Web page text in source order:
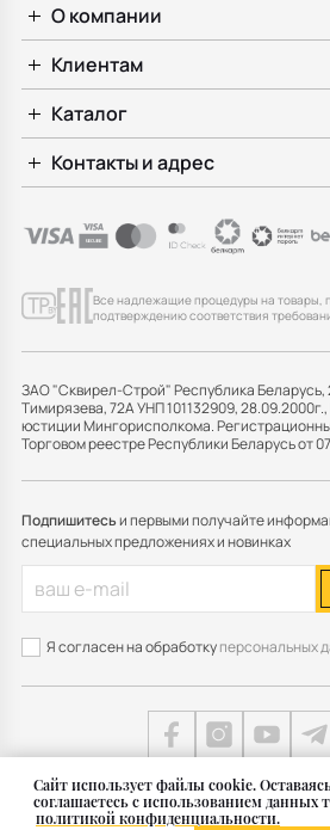
Cайт использует файлы cookie.
соглашаетесь с использованием данных
политикой конфиденциальности.
О компании
Клиентам
Каталог
Контакты и адрес
Все надлежащие процедуры на товары,
подтверждению соответствия
ЗАО "Сквирел-Строй" Республика Беларусь,
Тимирязева, 72А УНП 101132909,
юстиции Мингорисполкома.
Торговом реестре Республики Беларусь от
Подпишитесьи первыми получайте
специальных предложениях и новинках
Я согласен на обработкуперсональных
Карта сайта